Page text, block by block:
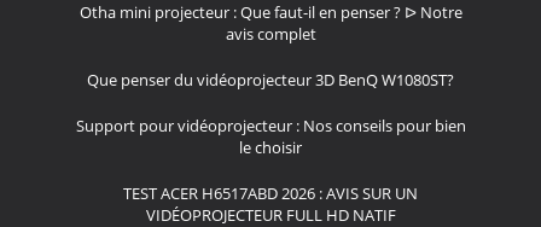
Otha mini projecteur : Que faut-il en penser ? ᐅ Notre
avis complet
Que penser du vidéoprojecteur 3D BenQ W1080ST?
Support pour vidéoprojecteur : Nos conseils pour bien
le choisir
TEST ACER H6517ABD 2026 : AVIS SUR UN
VIDÉOPROJECTEUR FULL HD NATIF